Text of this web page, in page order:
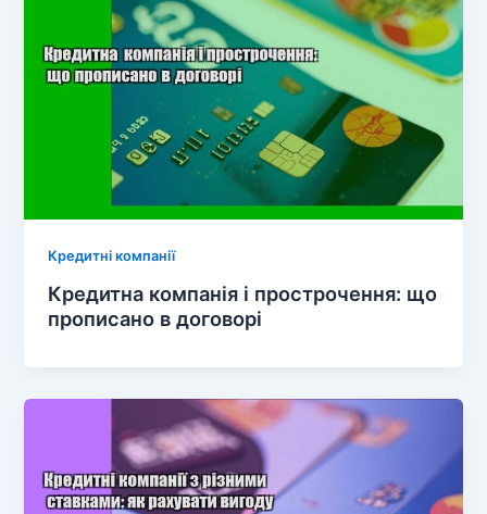
Кредитні компанії
Кредитна компанія і прострочення: що
прописано в договорі